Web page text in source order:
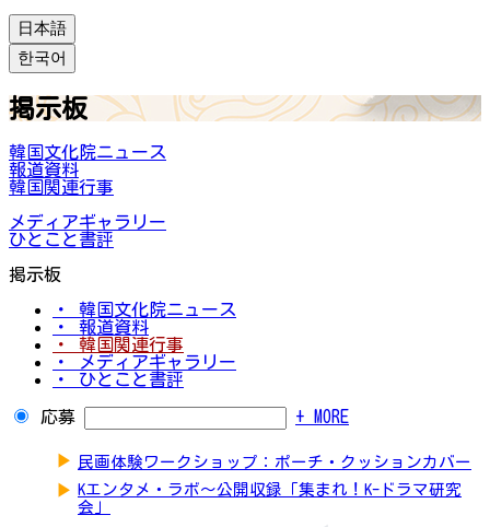
日本語
한국어
掲示板
韓国文化院ニュース
報道資料
韓国関連行事
メディアギャラリー
ひとこと書評
掲示板
・ 韓国文化院ニュース
・ 報道資料
・ 韓国関連行事
・ メディアギャラリー
・ ひとこと書評
応募 + MORE
▶ 民画体験ワークショップ：ポーチ・クッションカバー
▶ Kエンタメ・ラボ～公開収録「集まれ！K-ドラマ研究
会」